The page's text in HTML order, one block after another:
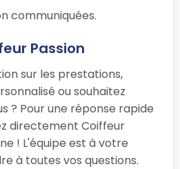
communiquées.
Passion
sur les prestations,
ou souhaitez
? Pour une réponse rapide
directement Coiffeur
! L'équipe est à votre
à toutes vos questions.